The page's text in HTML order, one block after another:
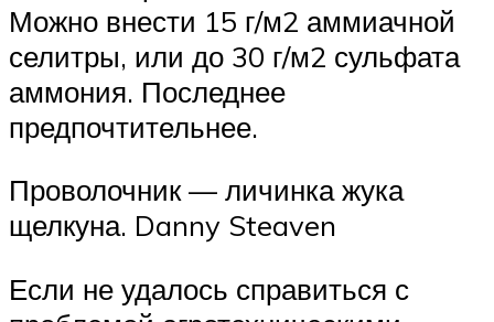
Можно внести 15 г/м2 аммиачной
селитры, или до 30 г/м2 сульфата
аммония. Последнее
предпочтительнее.
Проволочник — личинка жука
щелкуна. Danny Steaven
Если не удалось справиться с